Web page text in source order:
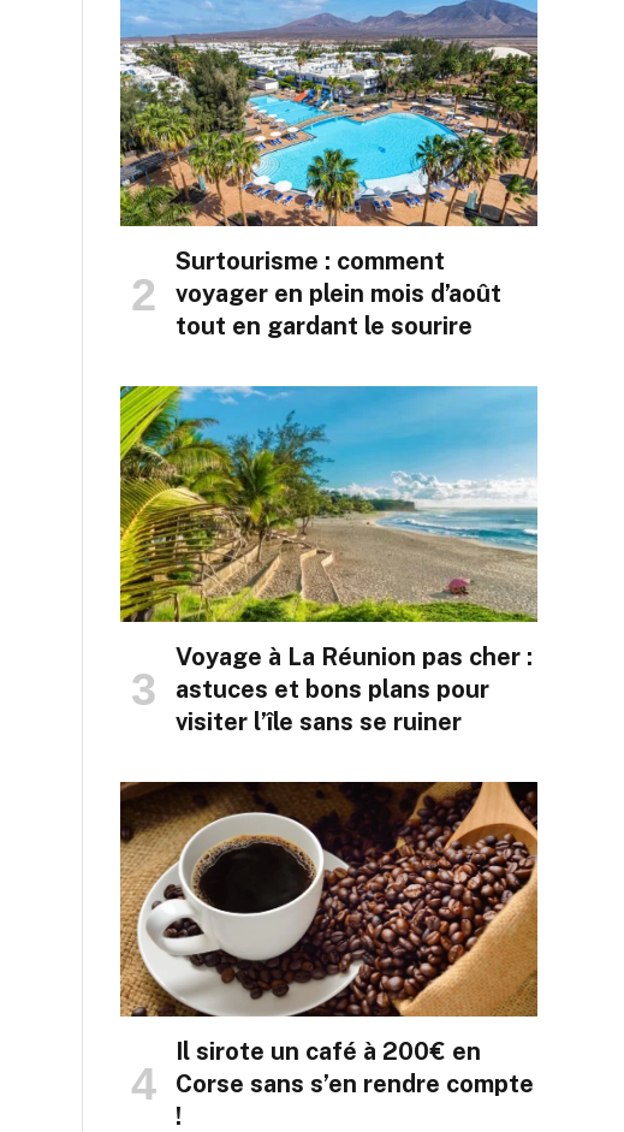
Surtourisme : comment
voyager en plein mois d’août
tout en gardant le sourire
Voyage à La Réunion pas cher :
astuces et bons plans pour
visiter l’île sans se ruiner
Il sirote un café à 200€ en
Corse sans s’en rendre compte
!